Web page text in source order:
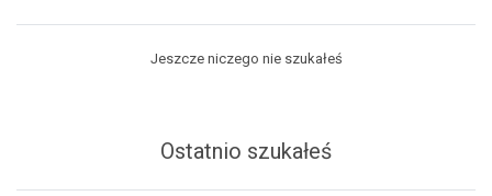
Jeszcze niczego nie szukałeś
Ostatnio szukałeś